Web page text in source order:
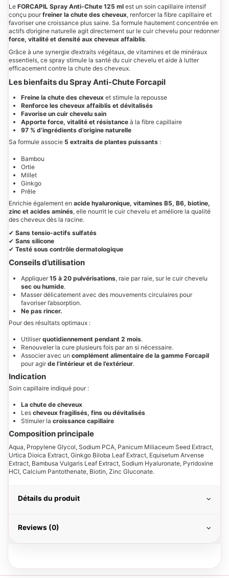
Le FORCAPIL Spray Anti-Chute 125 ml est un soin capillaire intensif
conçu pourfreiner la chute des cheveux, renforcer la fibre capillaire et
favoriser une croissance plus saine. Sa formule hautement concentrée en
actifs d’origine naturelle agit directement sur le cuir chevelu pour redonner
force, vitalité et densité aux cheveux affaiblis.
Grâce à une synergie d’extraits végétaux, de vitamines et de minéraux
essentiels, ce spray stimule la santé du cuir chevelu et aide à lutter
efficacement contre la chute des cheveux.
Les bienfaits du Spray Anti-Chute Forcapil
Freine la chute des cheveux et stimule la repousse
Renforce les cheveux affaiblis et dévitalisés
Favorise un cuir chevelu sain
Apporte force, vitalité et résistance à la fibre capillaire
97 % d’ingrédients d’origine naturelle
Sa formule associe 5 extraits de plantes puissants :
Bambou
Ortie
Millet
Ginkgo
Prêle
Enrichie également en acide hyaluronique, vitamines B5, B6, biotine,
zinc et acides aminés, elle nourrit le cuir chevelu et améliore la qualité
des cheveux dès la racine.
✔ Sans tensio-actifs sulfatés
✔ Sans silicone
✔ Testé sous contrôle dermatologique
Conseils d’utilisation
Appliquer15 à 20 pulvérisations, raie par raie, sur le cuir chevelu
sec ou humide.
Masser délicatement avec des mouvements circulaires pour
favoriser l’absorption.
Ne pas rincer.
Pour des résultats optimaux :
Utiliserquotidiennement pendant 2 mois.
Renouveler la cure plusieurs fois par an si nécessaire.
Associer avec un complément alimentaire de la gamme Forcapil
pour agirde l’intérieur et de l’extérieur.
Indication
Soin capillaire indiqué pour :
La chute de cheveux
Les cheveux fragilisés, fins ou dévitalisés
Stimuler la croissance capillaire
Composition principale
Aqua, Propylene Glycol, Sodium PCA, Panicum Miliaceum Seed Extract,
Urtica Dioica Extract, Ginkgo Biloba Leaf Extract, Equisetum Arvense
Extract, Bambusa Vulgaris Leaf Extract, Sodium Hyaluronate, Pyridoxine
HCI, Calcium Pantothenate, Biotin, Zinc Gluconate.
Détails du produit
Reviews (0)